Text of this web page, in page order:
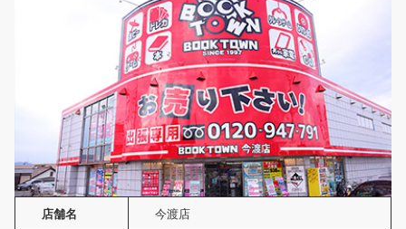
店舗名 今渡店